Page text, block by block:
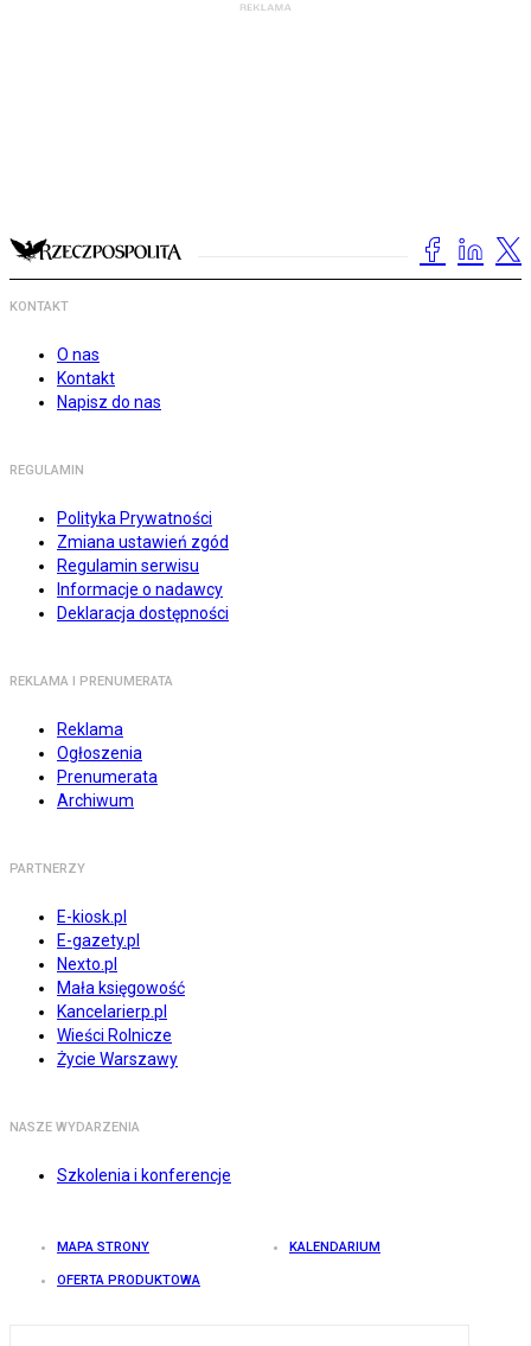
KONTAKT
O nas
Kontakt
Napisz do nas
REGULAMIN
Polityka Prywatności
Zmiana ustawień zgód
Regulamin serwisu
Informacje o nadawcy
Deklaracja dostępności
REKLAMA I PRENUMERATA
Reklama
Ogłoszenia
Prenumerata
Archiwum
PARTNERZY
E-kiosk.pl
E-gazety.pl
Nexto.pl
Mała księgowość
Kancelarierp.pl
Wieści Rolnicze
Życie Warszawy
NASZE WYDARZENIA
Szkolenia i konferencje
MAPA STRONY KALENDARIUM
OFERTA PRODUKTOWA